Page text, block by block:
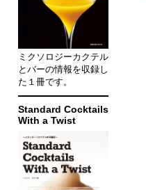
ミクソロジーカクテル
とバーの情報を収録し
た１冊です。
Standard Cocktails
With a Twist